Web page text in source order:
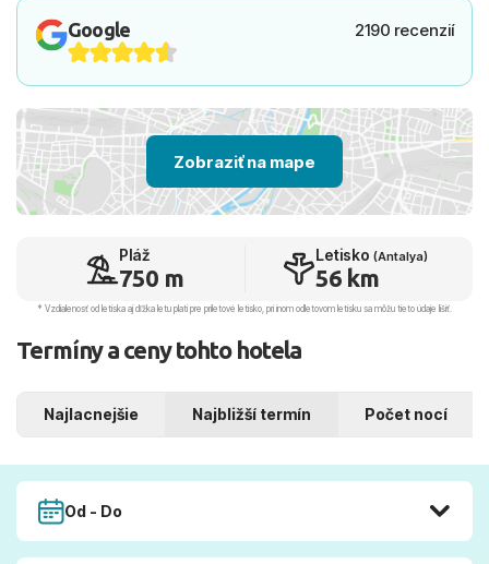
Google 2190 recenzií
Zobraziť na mape
Pláž
750 m
Letisko (Antalya)
56 km
* Vzdialenosť od letiska aj dľžka letu platí pre príletové letisko, pri inom odletovom letisku sa môžu tieto údaje líšiť.
Termíny a ceny tohto hotela
Najlacnejšie Najbližší termín Počet nocí
Od - Do